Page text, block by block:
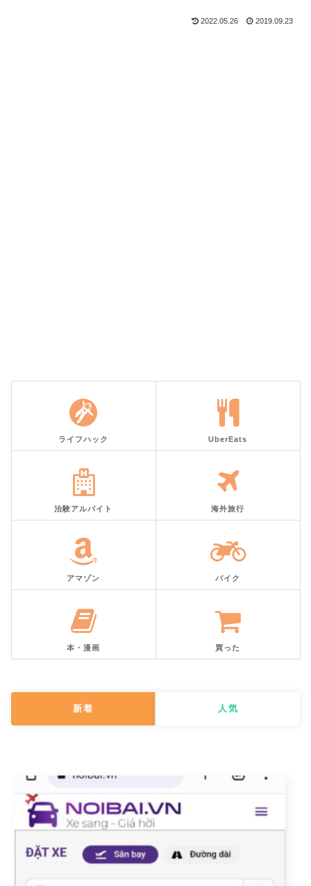
2022.05.26 2019.09.23
ライフハック UberEats
治験アルバイト 海外旅行
アマゾン バイク
本・漫画 買った
新着 人気